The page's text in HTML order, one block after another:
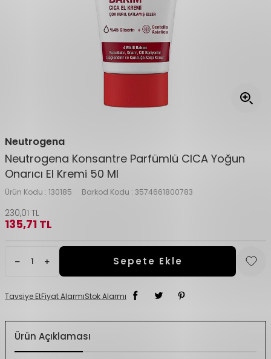
Neutrogena
Neutrogena Konsantre Parfümlü CICA Yoğun
Onarıcı El Kremi 50 Ml
Ürün Kodu : 130185 Barkod Kodu : 3574661800783
230,01 TL
135,71 TL
Sepete Ekle
Tavsiye EtFiyat AlarmıStok Alarmı
Ürün Açıklaması